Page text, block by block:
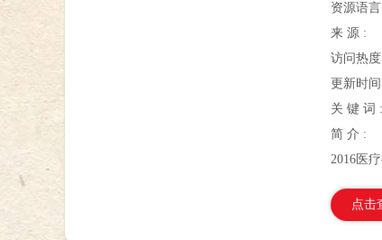
资源语
来 源 :
访问热
更新时
关 键 词 :
简 介 :
2016医
点击